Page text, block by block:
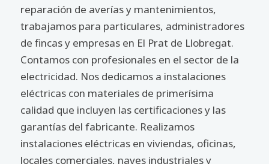
reparación de averías y mantenimientos,
trabajamos para particulares, administradores
de fincas y empresas en El Prat de Llobregat.
Contamos con profesionales en el sector de la
electricidad. Nos dedicamos a instalaciones
eléctricas con materiales de primerísima
calidad que incluyen las certificaciones y las
garantías del fabricante. Realizamos
instalaciones eléctricas en viviendas, oficinas,
locales comerciales, naves industriales y